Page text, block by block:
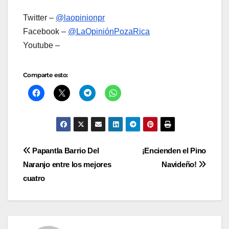
Twitter – @laopinionpr
Facebook – @LaOpiniónPozaRica
Youtube –
Comparte esto:
Navegación
de
entradas
¡Encienden el Pino
Navideño!
Papantla Barrio Del
Naranjo entre los mejores
cuatro